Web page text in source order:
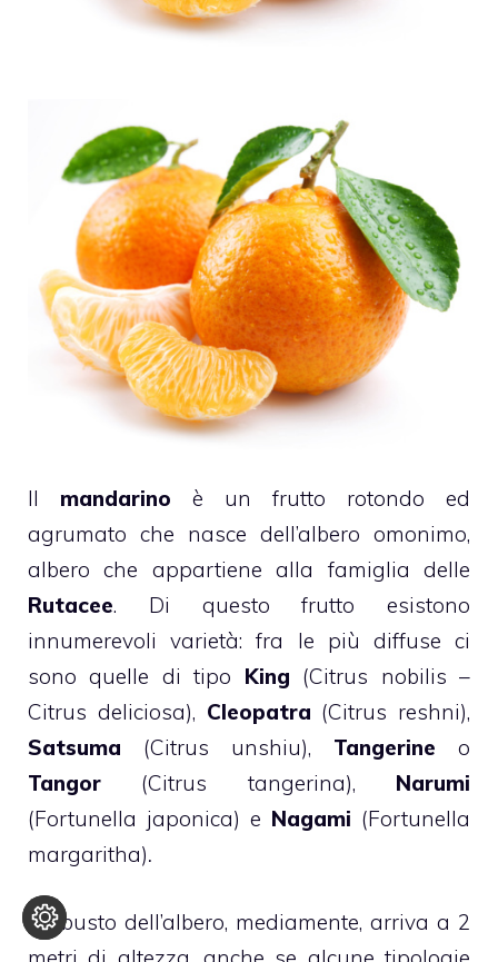
Il mandarino è un frutto rotondo ed
agrumato che nasce dell’albero omonimo,
albero che appartiene alla famiglia delle
Rutacee. Di questo frutto esistono
innumerevoli varietà: fra le più diffuse ci
sono quelle di tipo King (Citrus nobilis –
Citrus deliciosa), Cleopatra (Citrus reshni),
Satsuma (Citrus unshiu), Tangerine o
Tangor (Citrus tangerina), Narumi
(Fortunella japonica) e Nagami (Fortunella
margaritha).
L’arbusto dell’albero, mediamente, arriva a 2